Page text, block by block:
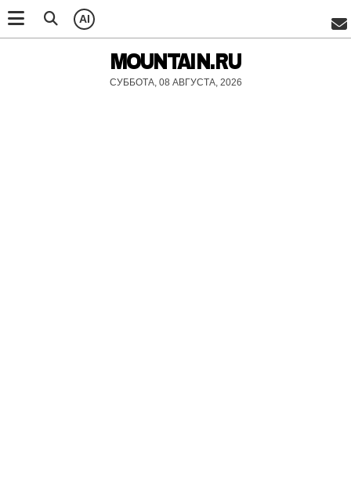
AI
MOUNTAIN.RU
СУББОТА, 08 АВГУСТА, 2026